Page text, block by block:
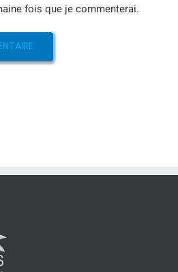
fois que je commenterai.